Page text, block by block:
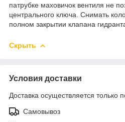
патрубке маховичок вентиля не
центрального ключа. Снимать
полном закрытии клапана
Скрыть
Условия доставки
Доставка осуществляется только
Самовывоз